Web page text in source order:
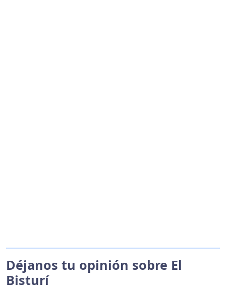
Déjanos tu opinión sobre El
Bisturí